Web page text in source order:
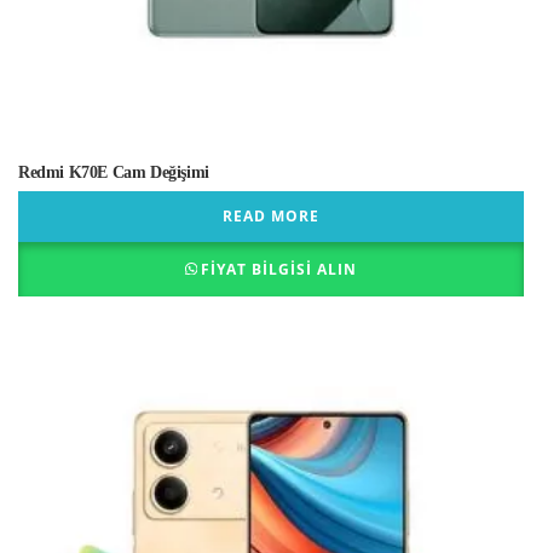
Redmi K70E Cam Değişimi
READ MORE
FIYAT BILGISI ALIN